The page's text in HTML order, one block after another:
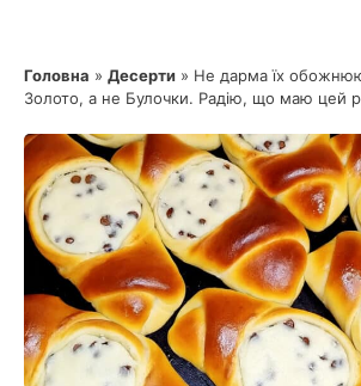
Головна » Десерти » Не дарма їх
Золото, а не Булочки. Радію, що маю цей